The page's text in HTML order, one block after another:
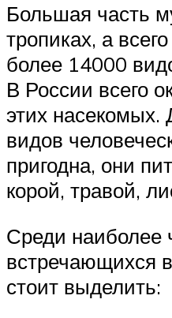
Большая часть
тропиках, а
более 14000
В России всего
этих
видов
пригодна, они
корой, травой,
Среди наиболее
встречающихся
стоит выделить: